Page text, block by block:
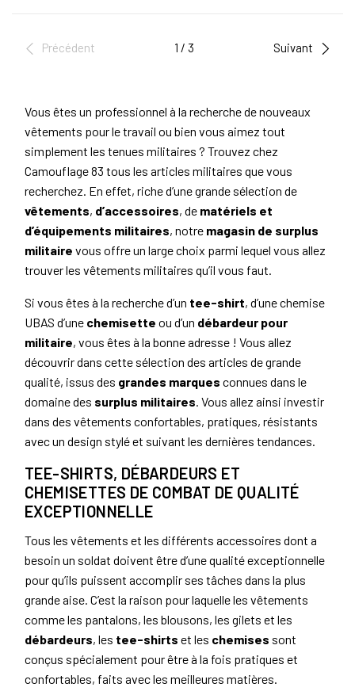
Vous êtes un professionnel à la recherche de nouveaux
vêtements pour le travail ou bien vous aimez tout
simplement les tenues militaires ? Trouvez chez
Camouflage 83 tous les articles militaires que vous
recherchez. En effet, riche d’une grande sélection de
vêtements, d’accessoires, de matériels et
d’équipements militaires, notre magasin de surplus
militaire vous offre un large choix parmi lequel vous allez
trouver les vêtements militaires qu’il vous faut.
Si vous êtes à la recherche d’un tee-shirt, d’une chemise
UBAS d’une chemisette ou d’un débardeur pour
militaire, vous êtes à la bonne adresse ! Vous allez
découvrir dans cette sélection des articles de grande
qualité, issus des grandes marques connues dans le
domaine des surplus militaires. Vous allez ainsi investir
dans des vêtements confortables, pratiques, résistants
avec un design stylé et suivant les dernières tendances.
TEE-SHIRTS, DÉBARDEURS ET
CHEMISETTES DE COMBAT DE QUALITÉ
EXCEPTIONNELLE
Tous les vêtements et les différents accessoires dont a
besoin un soldat doivent être d’une qualité exceptionnelle
pour qu’ils puissent accomplir ses tâches dans la plus
grande aise. C’est la raison pour laquelle les vêtements
comme les pantalons, les blousons, les gilets et les
débardeurs, les tee-shirts et les chemises sont
conçus spécialement pour être à la fois pratiques et
confortables, faits avec les meilleures matières.
Précédent 1 / 3 Suivant